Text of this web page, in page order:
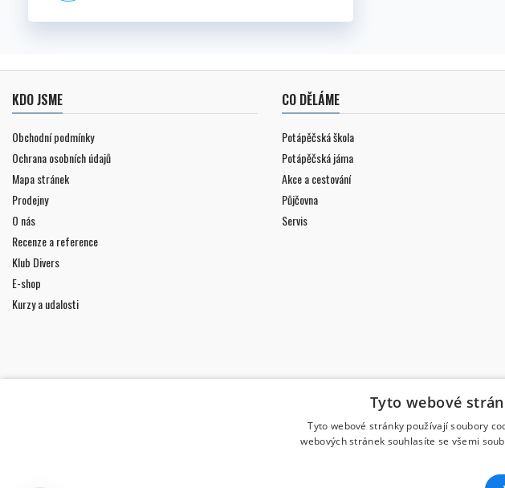
KDO JSME
Obchodní podmínky
Ochrana osobních údajů
Mapa stránek
Prodejny
O nás
Recenze a reference
Klub Divers
E-shop
Kurzy a udalosti
CO DĚLÁME
Potápěčská škola
Potápěčská jáma
Akce a cestování
Půjčovna
Servis
Tyto webové
Tyto webové stránky používají soubory
webových stránek souhlasíte se všemi